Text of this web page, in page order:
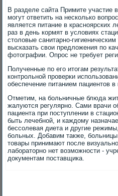
В разделе сайта Примите участие
могут ответить на несколько
является питание в красноярских
раз в день кормят в условиях
столовые санитарно-
высказать свои предложения по
фотографии. Опрос не требует
Полученные по его итогам
контрольной проверки
обеспечение питанием пациентов
Отметим, на больничные блюда
жалуются регулярно. Сами врачи
пациента при поступлении в
быть лечебной, и каждому
бессолевая диета и другие
больных. Добавим также, больницы
товары принимают после
лабораторно нет возможности -
документам поставщика.